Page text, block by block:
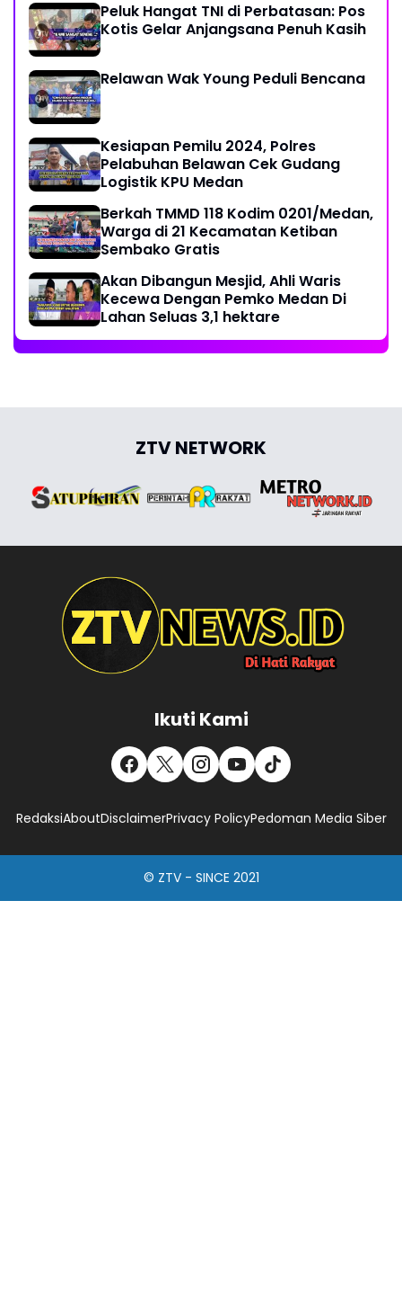
Peluk Hangat TNI di Perbatasan: Pos
Kotis Gelar Anjangsana Penuh Kasih
Relawan Wak Young Peduli Bencana
Kesiapan Pemilu 2024, Polres
Pelabuhan Belawan Cek Gudang
Logistik KPU Medan
Berkah TMMD 118 Kodim 0201/Medan,
Warga di 21 Kecamatan Ketiban
Sembako Gratis
Akan Dibangun Mesjid, Ahli Waris
Kecewa Dengan Pemko Medan Di
Lahan Seluas 3,1 hektare
ZTV NETWORK
Ikuti Kami
RedaksiAboutDisclaimerPrivacy PolicyPedoman Media Siber
© ZTV - SINCE 2021